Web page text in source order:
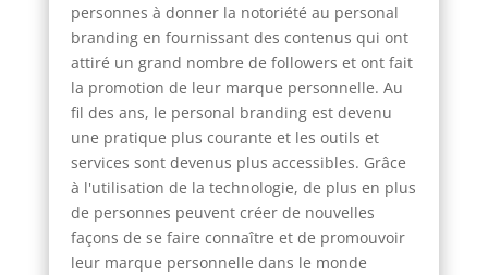
personnes à donner la notoriété au personal
branding en fournissant des contenus qui ont
attiré un grand nombre de followers et ont fait
la promotion de leur marque personnelle. Au
fil des ans, le personal branding est devenu
une pratique plus courante et les outils et
services sont devenus plus accessibles. Grâce
à l'utilisation de la technologie, de plus en plus
de personnes peuvent créer de nouvelles
façons de se faire connaître et de promouvoir
leur marque personnelle dans le monde